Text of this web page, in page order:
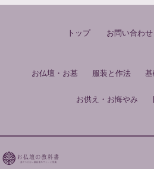
トップ お問い合わせ
お仏壇・お墓 服装と作法
お供え・お悔やみ